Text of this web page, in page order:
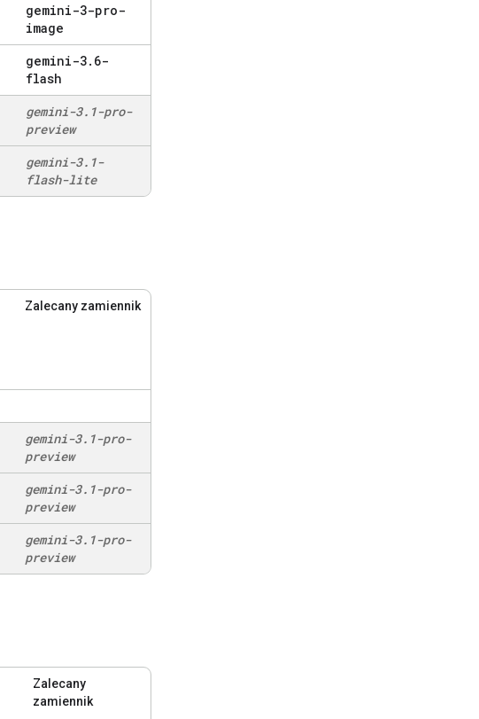
gemini-3-pro-
image
gemini-3. 6-
flash
gemini-3. 1-pro-
preview
gemini-3. 1-
flash-lite
Zalecany zamiennik
gemini-3. 1-pro-
preview
gemini-3. 1-pro-
preview
gemini-3. 1-pro-
preview
Zalecany
zamiennik